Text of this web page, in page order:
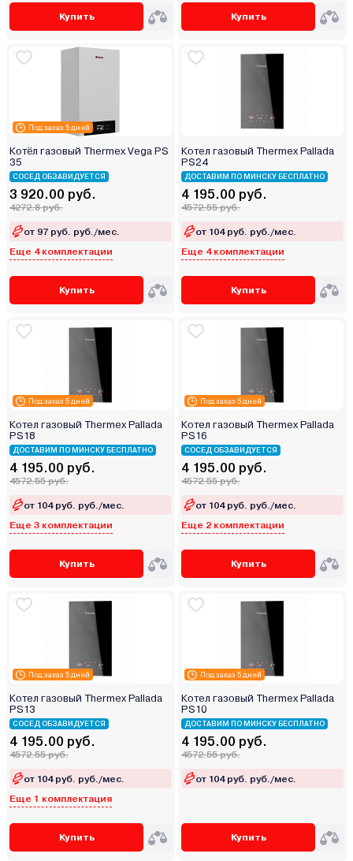
Купить Купить
Под заказ 5 дней
Котёл газовый Thermex Vega PS
35
СОСЕД ОБЗАВИДУЕТСЯ
3 920.00 руб.
4272.8 руб.
от 97 руб. руб./мес.
Еще 4 комплектации
Купить
Котел газовый Thermex Pallada
PS24
ДОСТАВИМ ПО МИНСКУ БЕСПЛАТНО
4 195.00 руб.
4572.55 руб.
от 104 руб. руб./мес.
Еще 4 комплектации
Купить
Под заказ 5 дней
Котел газовый Thermex Pallada
PS18
ДОСТАВИМ ПО МИНСКУ БЕСПЛАТНО
4 195.00 руб.
4572.55 руб.
от 104 руб. руб./мес.
Еще 3 комплектации
Купить
Под заказ 5 дней
Котел газовый Thermex Pallada
PS16
СОСЕД ОБЗАВИДУЕТСЯ
4 195.00 руб.
4572.55 руб.
от 104 руб. руб./мес.
Еще 2 комплектации
Купить
Под заказ 5 дней
Котел газовый Thermex Pallada
PS13
СОСЕД ОБЗАВИДУЕТСЯ
4 195.00 руб.
4572.55 руб.
от 104 руб. руб./мес.
Еще 1 комплектация
Купить
Под заказ 5 дней
Котел газовый Thermex Pallada
PS10
ДОСТАВИМ ПО МИНСКУ БЕСПЛАТНО
4 195.00 руб.
4572.55 руб.
от 104 руб. руб./мес.
Купить